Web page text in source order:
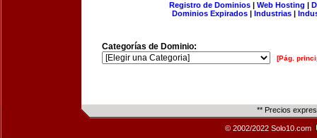
Registro de Dominios| Web Hosting |
Dominios Expirados | Industrias |
Categorías de Dominio:
[Pág.
** Precios
© 2002/2022 Solo10.com